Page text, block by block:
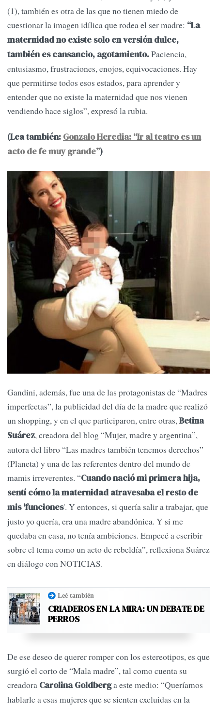
(1), también es otra de las que no tienen miedo de
cuestionar la imagen idílica que rodea el ser madre: “La
maternidad no existe solo en versión dulce,
también es cansancio, agotamiento.Paciencia,
entusiasmo, frustraciones, enojos, equivocaciones. Hay
que permitirse todos esos estados, para aprender y
entender que no existe la maternidad que nos vienen
vendiendo hace siglos”, expresó la rubia.
(Lea también: Gonzalo Heredia: “Ir al teatro es un
acto de fe muy grande”)
Gandini, además, fue una de las protagonistas de “Madres
imperfectas”, la publicidad del día de la madre que realizó
un shopping, y en el que participaron, entre otras,Betina
Suárez, creadora del blog “Mujer, madre y argentina”,
autora del libro “Las madres también tenemos derechos”
(Planeta) y una de las referentes dentro del mundo de
mamis irreverentes. “Cuando nació mi primera hija,
sentí cómo la maternidad atravesaba el resto de
mis 'funciones'. Y entonces, si quería salir a trabajar, que
justo yo quería, era una madre abandónica. Y si me
quedaba en casa, no tenía ambiciones. Empecé a escribir
sobre el tema como un acto de rebeldía”, reflexiona Suárez
en diálogo con NOTICIAS.
Leé también
CRIADEROS EN LA MIRA: UN DEBATE DE
PERROS
De ese deseo de querer romper con los estereotipos, es que
surgió el corto de “Mala madre”, tal como cuenta su
creadora Carolina Goldberga este medio: “Queríamos
hablarle a esas mujeres que se sienten excluidas en la